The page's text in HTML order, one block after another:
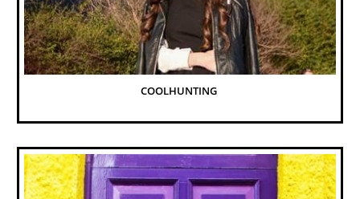
COOLHUNTING